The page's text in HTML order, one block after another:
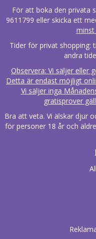
För att boka den privata
9611799 eller skicka ett
minst
Tider för privat shopping:
andra
Observera: Vi säljer eller
Detta är endast möjligt
Vi säljer inga
gratisprover
Bra att veta. Vi älskar djur
för personer 18 år och